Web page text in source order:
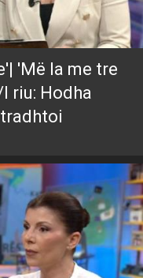
'Më la me tre
riu: Hodha